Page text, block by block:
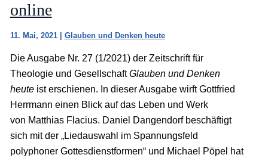
online
11. Mai, 2021 Glauben und Denken heute
Die Ausgabe Nr. 27 (1/2021) der Zeitschrift für
Theologie und GesellschaftGlauben und Denken
heuteist erschienen. In dieser Ausgabe wirft Gottfried
Herrmann einen Blick auf das Leben und Werk
von Matthias Flacius. Daniel Dangendorf beschäftigt
sich mit der „Liedauswahl im Spannungsfeld
polyphoner Gottesdienstformen“ und Michael Pöpel hat